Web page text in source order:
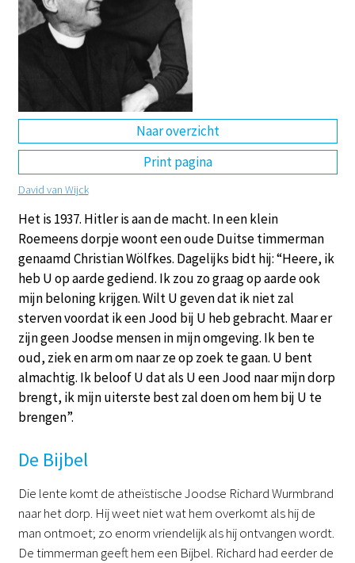
Naar overzicht
Print pagina
David van Wijck
Het is 1937. Hitler is aan de macht. In een klein
Roemeens dorpje woont een oude Duitse timmerman
genaamd Christian Wölfkes. Dagelijks bidt hij: “Heere, ik
heb U op aarde gediend. Ik zou zo graag op aarde ook
mijn beloning krijgen. Wilt U geven dat ik niet zal
sterven voordat ik een Jood bij U heb gebracht. Maar er
zijn geen Joodse mensen in mijn omgeving. Ik ben te
oud, ziek en arm om naar ze op zoek te gaan. U bent
almachtig. Ik beloof U dat als U een Jood naar mijn dorp
brengt, ik mijn uiterste best zal doen om hem bij U te
brengen”.
De Bijbel
Die lente komt de atheïstische Joodse Richard Wurmbrand
naar het dorp. Hij weet niet wat hem overkomt als hij de
man ontmoet; zo enorm vriendelijk als hij ontvangen wordt.
De timmerman geeft hem een Bijbel. Richard had eerder de
DE